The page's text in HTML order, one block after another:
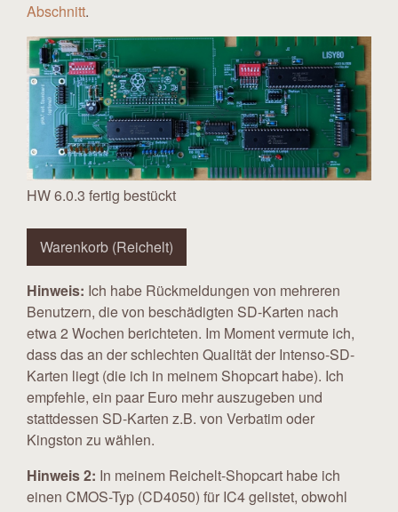
Abschnitt.
HW 6.0.3 fertig bestückt
Warenkorb (Reichelt)
Hinweis: Ich habe Rückmeldungen von mehreren
Benutzern, die von beschädigten SD-Karten nach
etwa 2 Wochen berichteten. Im Moment vermute ich,
dass das an der schlechten Qualität der Intenso-SD-
Karten liegt (die ich in meinem Shopcart habe). Ich
empfehle, ein paar Euro mehr auszugeben und
stattdessen SD-Karten z.B. von Verbatim oder
Kingston zu wählen.
Hinweis 2: In meinem Reichelt-Shopcart habe ich
einen CMOS-Typ (CD4050) für IC4 gelistet, obwohl